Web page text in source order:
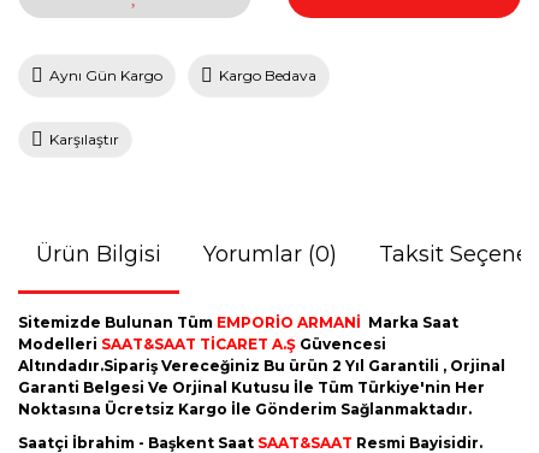
Aynı Gün Kargo Kargo Bedava
Karşılaştır
Ürün Bilgisi Yorumlar (0) Taksit
Sitemizde Bulunan Tüm EMPORİO ARMANİ Marka Saat
Modelleri SAAT&SAAT TİCARET A.Ş Güvencesi
Altındadır.Sipariş Vereceğiniz Bu ürün 2 Yıl Garantili , Orjinal
Garanti Belgesi Ve Orjinal Kutusu İle Tüm Türkiye'nin Her
Noktasına Ücretsiz Kargo İle Gönderim Sağlanmaktadır.
Saatçi İbrahim - Başkent Saat SAAT&SAAT Resmi Bayisidir.